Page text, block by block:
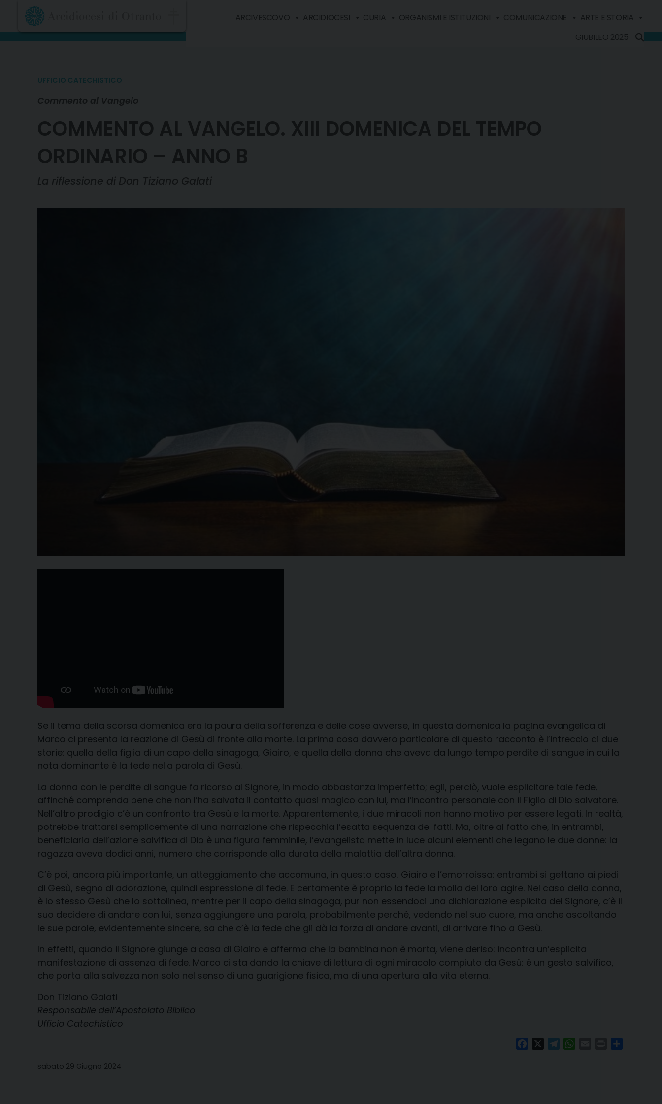
content
ARCIVESCOVO ARCIDIOCESI CURIA ORGANISMI E ISTITUZIONI COMUNICAZIONE
ARTE E STORIA
GIUBILEO 2025
UFFICIO CATECHISTICO
Commento al Vangelo
COMMENTO AL VANGELO. XIII DOMENICA DEL TEMPO
ORDINARIO – ANNO B
La riflessione di Don Tiziano Galati
Se il tema della scorsa domenica era la paura della sofferenza e delle cose avverse, in questa domenica la pagina evangelica di
Marco ci presenta la reazione di Gesù di fronte alla morte. La prima cosa davvero particolare di questo racconto è l’intreccio di due
storie: quella della figlia di un capo della sinagoga, Giairo, e quella della donna che aveva da lungo tempo perdite di sangue in cui la
nota dominante è la fede nella parola di Gesù.
La donna con le perdite di sangue fa ricorso al Signore, in modo abbastanza imperfetto; egli, perciò, vuole esplicitare tale fede,
affinché comprenda bene che non l’ha salvata il contatto quasi magico con lui, ma l’incontro personale con il Figlio di Dio salvatore.
Nell’altro prodigio c’è un confronto tra Gesù e la morte. Apparentemente, i due miracoli non hanno motivo per essere legati. In realtà,
potrebbe trattarsi semplicemente di una narrazione che rispecchia l’esatta sequenza dei fatti. Ma, oltre al fatto che, in entrambi,
beneficiaria dell’azione salvifica di Dio è una figura femminile, l’evangelista mette in luce alcuni elementi che legano le due donne: la
ragazza aveva dodici anni, numero che corrisponde alla durata della malattia dell’altra donna.
C’è poi, ancora più importante, un atteggiamento che accomuna, in questo caso, Giairo e l’emorroissa: entrambi si gettano ai piedi
di Gesù, segno di adorazione, quindi espressione di fede. E certamente è proprio la fede la molla del loro agire. Nel caso della donna,
è lo stesso Gesù che lo sottolinea, mentre per il capo della sinagoga, pur non essendoci una dichiarazione esplicita del Signore, c’è il
suo decidere di andare con lui, senza aggiungere una parola, probabilmente perché, vedendo nel suo cuore, ma anche ascoltando
le sue parole, evidentemente sincere, sa che c’è la fede che gli dà la forza di andare avanti, di arrivare fino a Gesù.
In effetti, quando il Signore giunge a casa di Giairo e afferma che la bambina non è morta, viene deriso: incontra un’esplicita
manifestazione di assenza di fede. Marco ci sta dando la chiave di lettura di ogni miracolo compiuto da Gesù: è un gesto salvifico,
che porta alla salvezza non solo nel senso di una guarigione fisica, ma di una apertura alla vita eterna.
Don Tiziano Galati
Responsabile dell’Apostolato Biblico
Ufficio Catechistico
FacebookTelegramWhatsAppPrint
sabato 29 Giugno 2024